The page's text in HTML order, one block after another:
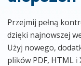
Przejmij pełną
dzięki najnowszej
Użyj nowego,
plików PDF, HTML i